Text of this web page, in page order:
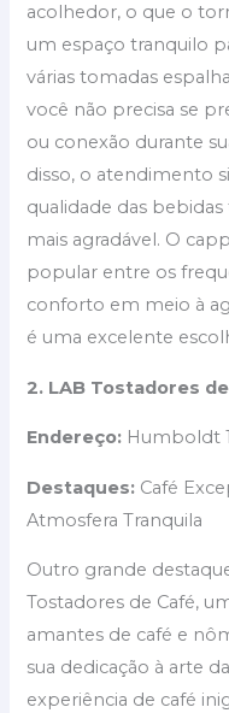
acolhedor, o que o
um espaço tranquilo
várias tomadas
você não precisa se
ou conexão durante
disso, o atendimento
qualidade das
mais agradável. O
popular entre os
conforto em meio à
é uma excelente
2. LAB Tostadores
Endereço: Humboldt
Destaques: Café
Atmosfera Tranquila
Outro grande
Tostadores de Café,
amantes de café e
sua dedicação à arte
experiência de café